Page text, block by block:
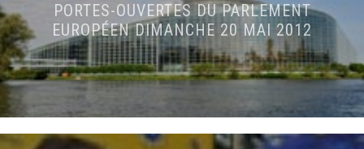
PORTES-OUVERTES DU PARLEMENT
EUROPÉEN DIMANCHE 20 MAI 2012